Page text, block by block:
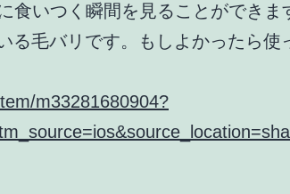
食いつく瞬間を見ることができま
る毛バリです。もしよかったら使
m33281680904?